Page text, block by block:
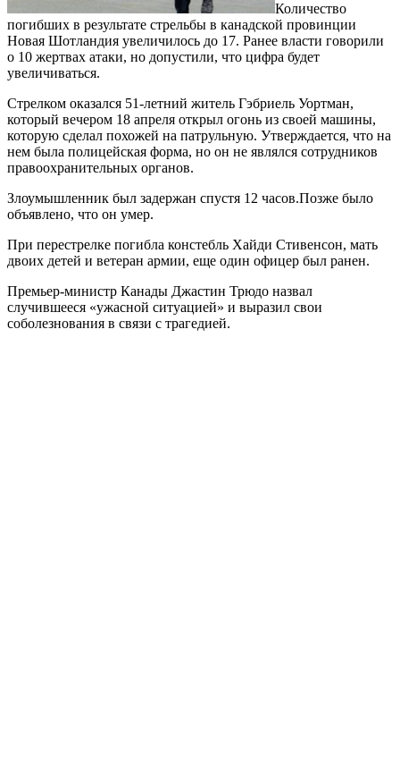
Количество
погибших в результате стрельбы в канадской провинции
Новая Шотландия увеличилось до 17. Ранее власти говорили
о 10 жертвах атаки, но допустили, что цифра будет
увеличиваться.
Стрелком оказался 51-летний житель Гэбриель Уортман,
который вечером 18 апреля открыл огонь из своей машины,
которую сделал похожей на патрульную. Утверждается, что на
нем была полицейская форма, но он не являлся сотрудников
правоохранительных органов.
Злоумышленник был задержан спустя 12 часов.Позже было
объявлено, что он умер.
При перестрелке погибла констебль Хайди Стивенсон, мать
двоих детей и ветеран армии, еще один офицер был ранен.
Премьер-министр Канады Джастин Трюдо назвал
случившееся «ужасной ситуацией» и выразил свои
соболезнования в связи с трагедией.